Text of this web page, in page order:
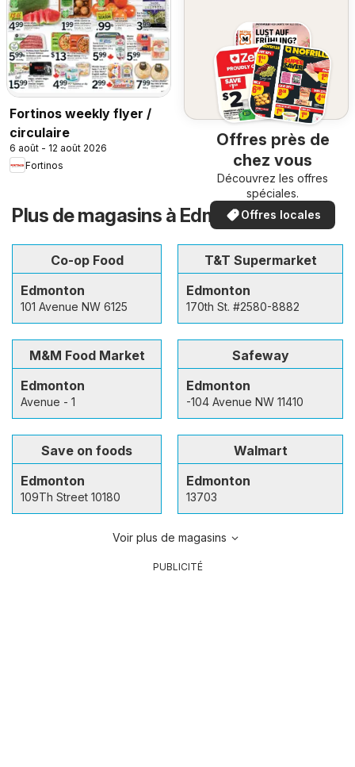
Fortinos weekly flyer /
circulaire
6 août - 12 août 2026
Fortinos
Offres près de
chez vous
Découvrez les offres
spéciales.
Offres locales
Plus de magasins à Edmonton
Co-op Food
Edmonton
101 Avenue NW 6125
T&T Supermarket
Edmonton
170th St. #2580-8882
M&M Food Market
Edmonton
Avenue - 1
Safeway
Edmonton
-104 Avenue NW 11410
Save on foods
Edmonton
109Th Street 10180
Walmart
Edmonton
13703
Voir plus de magasins
PUBLICITÉ